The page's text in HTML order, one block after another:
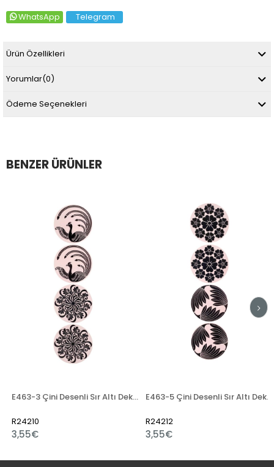
WhatsApp Telegram
Ürün Özellikleri
Yorumlar(0)
Ödeme Seçenekleri
BENZER ÜRÜNLER
E463-3 Çini Desenli Sır Altı Dekal 12 cm
R24210
3,55€
E463-5 Çini Desenli Sır Altı Dekal 13x50 cm
R24212
3,55€